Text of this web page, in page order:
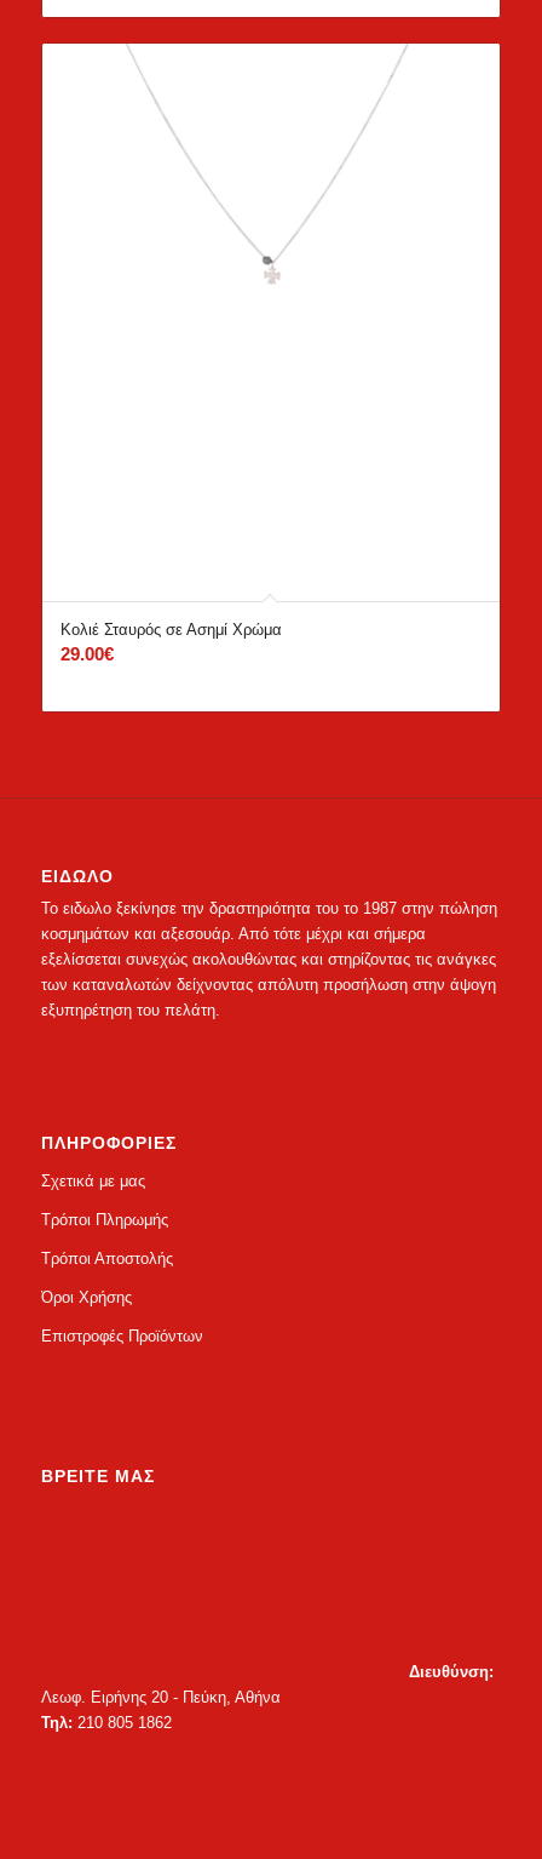
Κολιέ Σταυρός σε Ασημί Χρώμα
29.00€
ΕΙΔΩΛΟ
Το ειδωλο ξεκίνησε την δραστηριότητα του το 1987 στην πώληση
κοσμημάτων και αξεσουάρ. Από τότε μέχρι και σήμερα
εξελίσσεται συνεχώς ακολουθώντας και στηρίζοντας τις ανάγκες
των καταναλωτών δείχνοντας απόλυτη προσήλωση στην άψογη
εξυπηρέτηση του πελάτη.
ΠΛΗΡΟΦΟΡΙΕΣ
Σχετικά με μας
Τρόποι Πληρωμής
Τρόποι Αποστολής
Όροι Χρήσης
Επιστροφές Προϊόντων
ΒΡΕΙΤΕ ΜΑΣ
Διευθύνση:
Λεωφ. Ειρήνης 20 - Πεύκη, Αθήνα
Τηλ: 210 805 1862